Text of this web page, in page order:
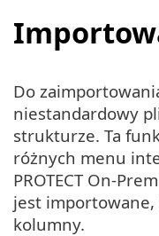
Do
niestandardowy
strukturze. Ta
różnych menu
PROTECT On-
jest
kolumny.